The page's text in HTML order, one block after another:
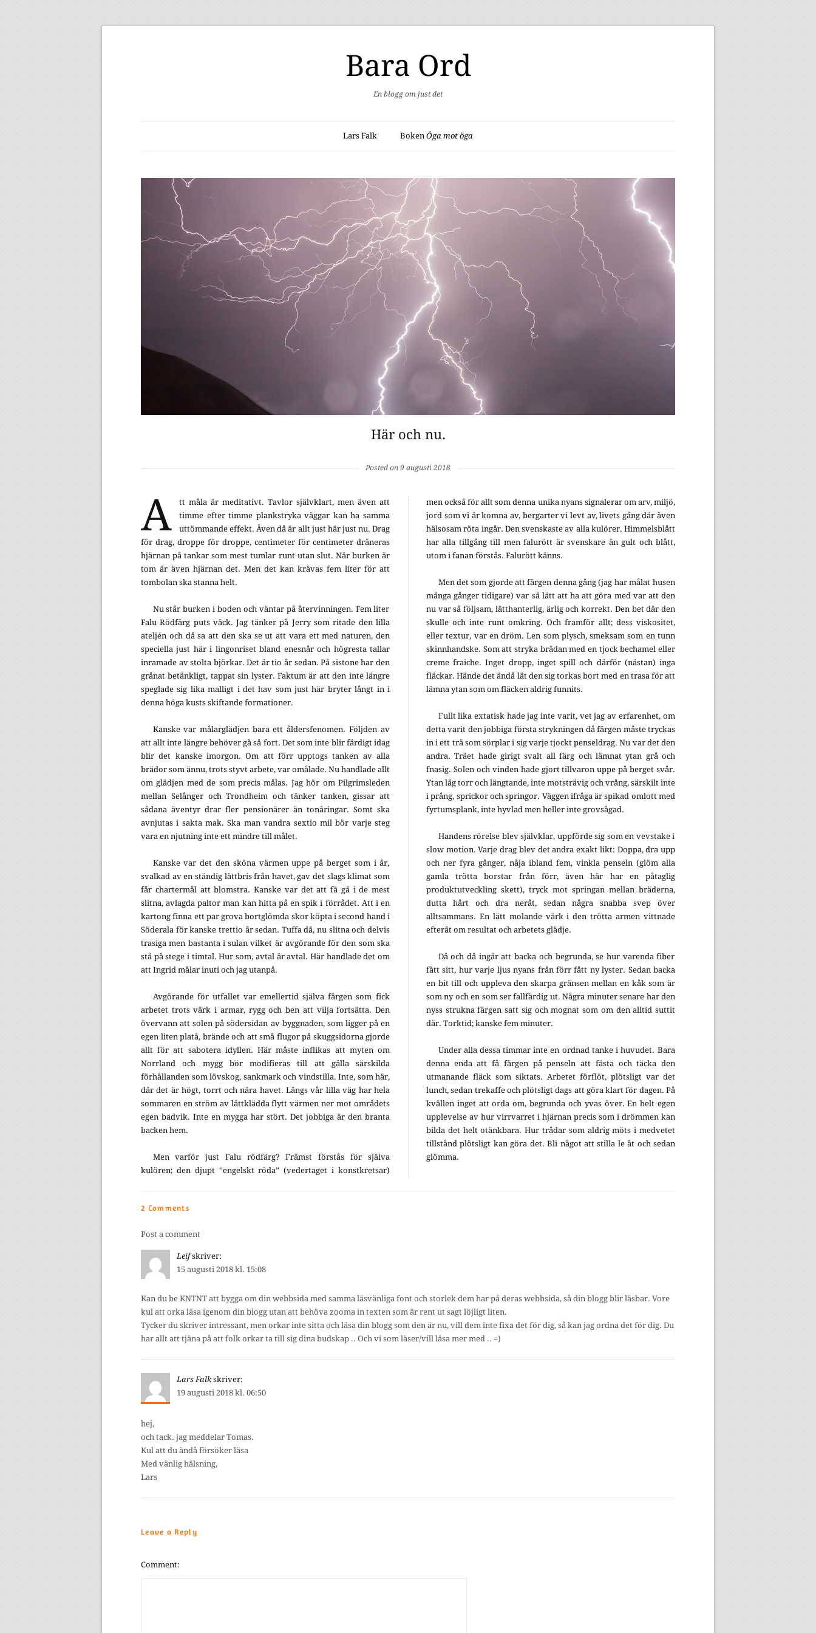
Bara Ord
En blogg om just det
Lars Falk BokenÖga mot öga
Här och nu.
Posted on 9 augusti 2018
A
tt måla är meditativt. Tavlor självklart, men även att
timme efter timme plankstryka väggar kan ha samma
uttömmande effekt. Även då är allt just här just nu. Drag
för drag, droppe för droppe, centimeter för centimeter dräneras
hjärnan på tankar som mest tumlar runt utan slut. När burken är
tom är även hjärnan det. Men det kan krävas fem liter för att
tombolan ska stanna helt.
Nu står burken i boden och väntar på återvinningen. Fem liter
Falu Rödfärg puts väck. Jag tänker på Jerry som ritade den lilla
ateljén och då sa att den ska se ut att vara ett med naturen, den
speciella just här i lingonriset bland enesnår och högresta tallar
inramade av stolta björkar. Det är tio år sedan. På sistone har den
grånat betänkligt, tappat sin lyster. Faktum är att den inte längre
speglade sig lika malligt i det hav som just här bryter långt in i
denna höga kusts skiftande formationer.
Kanske var målarglädjen bara ett åldersfenomen. Följden av
att allt inte längre behöver gå så fort. Det som inte blir färdigt idag
blir det kanske imorgon. Om att förr upptogs tanken av alla
brädor som ännu, trots styvt arbete, var omålade. Nu handlade allt
om glädjen med de som precis målas. Jag hör om Pilgrimsleden
mellan Selånger och Trondheim och tänker tanken, gissar att
sådana äventyr drar fler pensionärer än tonåringar. Somt ska
avnjutas i sakta mak. Ska man vandra sextio mil bör varje steg
vara en njutning inte ett mindre till målet.
Kanske var det den sköna värmen uppe på berget som i år,
svalkad av en ständig lättbris från havet, gav det slags klimat som
får chartermål att blomstra. Kanske var det att få gå i de mest
slitna, avlagda paltor man kan hitta på en spik i förrådet. Att i en
kartong finna ett par grova bortglömda skor köpta i second hand i
Söderala för kanske trettio år sedan. Tuffa då, nu slitna och delvis
trasiga men bastanta i sulan vilket är avgörande för den som ska
stå på stege i timtal. Hur som, avtal är avtal. Här handlade det om
att Ingrid målar inuti och jag utanpå.
Avgörande för utfallet var emellertid själva färgen som fick
arbetet trots värk i armar, rygg och ben att vilja fortsätta. Den
övervann att solen på södersidan av byggnaden, som ligger på en
egen liten platå, brände och att små flugor på skuggsidorna gjorde
allt för att sabotera idyllen. Här måste inflikas att myten om
Norrland och mygg bör modifieras till att gälla särskilda
förhållanden som lövskog, sankmark och vindstilla. Inte, som här,
där det är högt, torrt och nära havet. Längs vår lilla väg har hela
sommaren en ström av lättklädda flytt värmen ner mot områdets
egen badvik. Inte en mygga har stört. Det jobbiga är den branta
backen hem.
Men varför just Falu rödfärg? Främst förstås för själva
kulören; den djupt ”engelskt röda” (vedertaget i konstkretsar)
men också för allt som denna unika nyans signalerar om arv, miljö,
jord som vi är komna av, bergarter vi levt av, livets gång där även
hälsosam röta ingår. Den svenskaste av alla kulörer. Himmelsblått
har alla tillgång till men falurött är svenskare än gult och blått,
utom i fanan förstås. Falurött känns.
Men det som gjorde att färgen denna gång (jag har målat husen
många gånger tidigare) var så lätt att ha att göra med var att den
nu var så följsam, lätthanterlig, ärlig och korrekt. Den bet där den
skulle och inte runt omkring. Och framför allt; dess viskositet,
eller textur, var en dröm. Len som plysch, smeksam som en tunn
skinnhandske. Som att stryka brädan med en tjock bechamel eller
creme fraiche. Inget dropp, inget spill och därför (nästan) inga
fläckar. Hände det ändå lät den sig torkas bort med en trasa för att
lämna ytan som om fläcken aldrig funnits.
Fullt lika extatisk hade jag inte varit, vet jag av erfarenhet, om
detta varit den jobbiga första strykningen då färgen måste tryckas
in i ett trä som sörplar i sig varje tjockt penseldrag. Nu var det den
andra. Träet hade girigt svalt all färg och lämnat ytan grå och
fnasig. Solen och vinden hade gjort tillvaron uppe på berget svår.
Ytan låg torr och längtande, inte motsträvig och vrång, särskilt inte
i prång, sprickor och springor. Väggen ifråga är spikad omlott med
fyrtumsplank, inte hyvlad men heller inte grovsågad.
Handens rörelse blev självklar, uppförde sig som en vevstake i
slow motion. Varje drag blev det andra exakt likt: Doppa, dra upp
och ner fyra gånger, nåja ibland fem, vinkla penseln (glöm alla
gamla trötta borstar från förr, även här har en påtaglig
produktutveckling skett), tryck mot springan mellan bräderna,
dutta hårt och dra neråt, sedan några snabba svep över
alltsammans. En lätt molande värk i den trötta armen vittnade
efteråt om resultat och arbetets glädje.
Då och då ingår att backa och begrunda, se hur varenda fiber
fått sitt, hur varje ljus nyans från förr fått ny lyster. Sedan backa
en bit till och uppleva den skarpa gränsen mellan en kåk som är
som ny och en som ser fallfärdig ut. Några minuter senare har den
nyss strukna färgen satt sig och mognat som om den alltid suttit
där. Torktid; kanske fem minuter.
Under alla dessa timmar inte en ordnad tanke i huvudet. Bara
denna enda att få färgen på penseln att fästa och täcka den
utmanande fläck som siktats. Arbetet förflöt, plötsligt var det
lunch, sedan trekaffe och plötsligt dags att göra klart för dagen. På
kvällen inget att orda om, begrunda och yvas över. En helt egen
upplevelse av hur virrvarret i hjärnan precis som i drömmen kan
bilda det helt otänkbara. Hur trådar som aldrig möts i medvetet
tillstånd plötsligt kan göra det. Bli något att stilla le åt och sedan
glömma.
2 Comments
Post a comment
Leif skriver:
15 augusti 2018 kl. 15:08
Kan du be KNTNT att bygga om din webbsida med samma läsvänliga font och storlek dem har på deras webbsida, så din blogg blir läsbar. Vore
kul att orka läsa igenom din blogg utan att behöva zooma in texten som är rent ut sagt löjligt liten.
Tycker du skriver intressant, men orkar inte sitta och läsa din blogg som den är nu, vill dem inte fixa det för dig, så kan jag ordna det för dig. Du
har allt att tjäna på att folk orkar ta till sig dina budskap .. Och vi som läser/vill läsa mer med .. =)
Lars Falk skriver:
19 augusti 2018 kl. 06:50
hej,
och tack. jag meddelar Tomas.
Kul att du ändå försöker läsa
Med vänlig hälsning,
Lars
Leave a Reply
Comment